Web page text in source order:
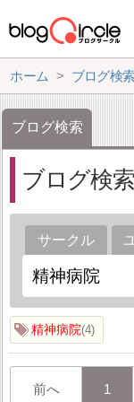
ホーム ブログ検索
ブログ検索
ブログ検索
サークル
精神病院 4
前へ 1